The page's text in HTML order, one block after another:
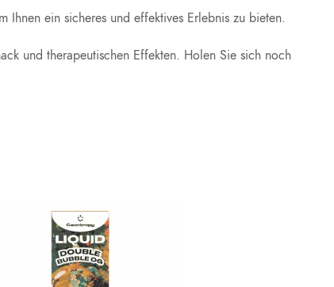
Ihnen ein sicheres und effektives Erlebnis zu bieten.
und therapeutischen Effekten. Holen Sie sich noch